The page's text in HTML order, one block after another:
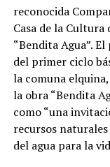
reconocida
Casa de la
“Bendita Agua”.
del primer ciclo
la comuna
la obra “Bendita
como “una
recursos
del agua para la